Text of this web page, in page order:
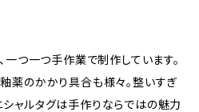
つ一つ手作業で制作しています。
薬のかかり具合も様々。整いすぎ
ャルタグは手作りならではの魅力